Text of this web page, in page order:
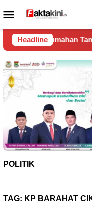
ke
Menu
Mobile
Headline
Taman Kirana
POLITIK
TAG: KP BARAHAT